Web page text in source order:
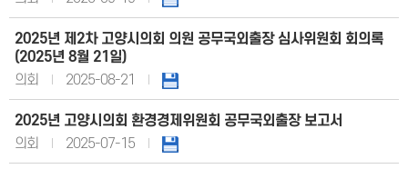
2025년 제2차 고양시의회 의원 공무국외출장 심사위원회 회의록
(2025년 8월 21일)
의회
2025-08-21
2025년 고양시의회 환경경제위원회 공무국외출장 보고서
의회
2025-07-15